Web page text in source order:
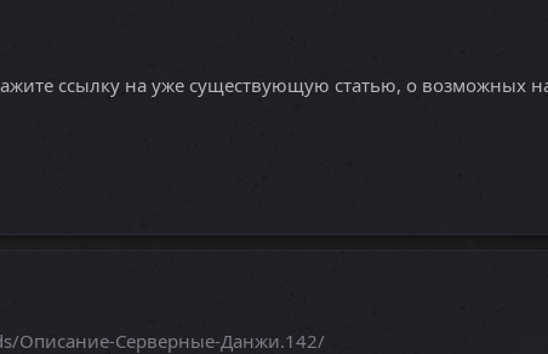
ссылку на уже существующую статью, о возможных
Описание-Серверные-Данжи.142/